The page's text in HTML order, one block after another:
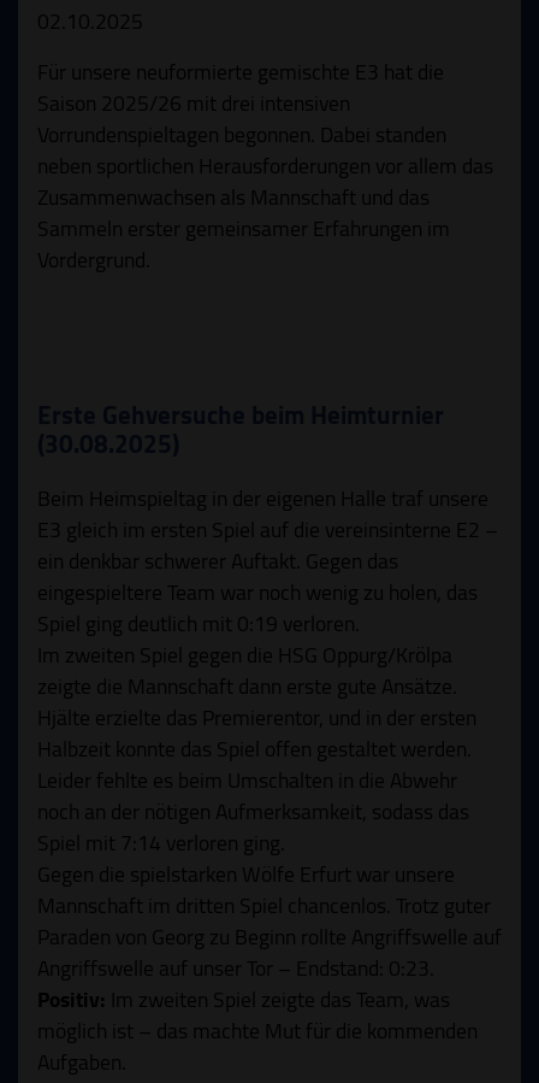
02.10.2025
Für unsere neuformierte gemischte E3 hat die
Saison 2025/26 mit drei intensiven
Vorrundenspieltagen begonnen. Dabei standen
neben sportlichen Herausforderungen vor allem das
Zusammenwachsen als Mannschaft und das
Sammeln erster gemeinsamer Erfahrungen im
Vordergrund.
Beim Heimspieltag in der eigenen Halle traf unsere
E3 gleich im ersten Spiel auf die vereinsinterne E2 –
ein denkbar schwerer Auftakt. Gegen das
eingespieltere Team war noch wenig zu holen, das
Spiel ging deutlich mit 0:19 verloren.
Im zweiten Spiel gegen die HSG Oppurg/Krölpa
zeigte die Mannschaft dann erste gute Ansätze.
Hjälte erzielte das Premierentor, und in der ersten
Halbzeit konnte das Spiel offen gestaltet werden.
Leider fehlte es beim Umschalten in die Abwehr
noch an der nötigen Aufmerksamkeit, sodass das
Spiel mit 7:14 verloren ging.
Gegen die spielstarken Wölfe Erfurt war unsere
Mannschaft im dritten Spiel chancenlos. Trotz guter
Paraden von Georg zu Beginn rollte Angriffswelle auf
Angriffswelle auf unser Tor – Endstand: 0:23.
Positiv: Im zweiten Spiel zeigte das Team, was
möglich ist – das machte Mut für die kommenden
Aufgaben.